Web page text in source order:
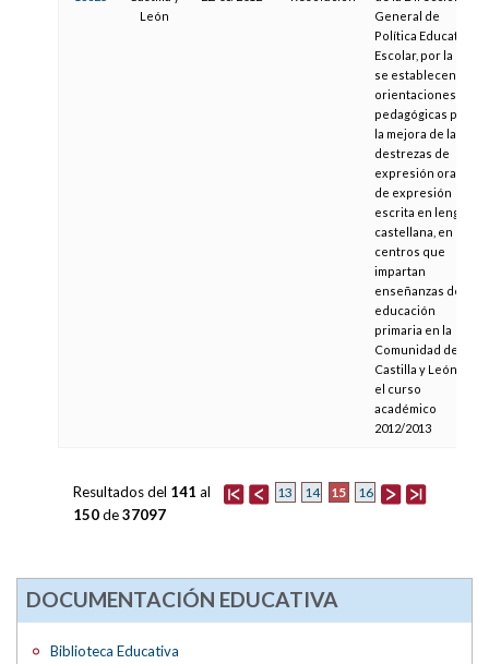
León
General de
Política Educativa
Escolar, por la que
se establecen
orientaciones
pedagógicas para
la mejora de las
destrezas de
expresión oral y
de expresión
escrita en lengua
castellana, en los
centros que
impartan
enseñanzas de
educación
primaria en la
Comunidad de
Castilla y León, en
el curso
académico
2012/2013
13 14 15 16
Resultados del 141 al
150de37097
DOCUMENTACIÓN EDUCATIVA
Biblioteca Educativa